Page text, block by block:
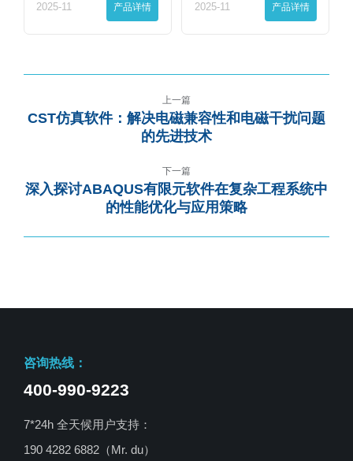
2025-11 产品详情 2025-11 产品详情
上一篇
CST仿真软件：解决电磁兼容性和电磁干扰问题
的先进技术
下一篇
深入探讨ABAQUS有限元软件在复杂工程系统中
的性能优化与应用策略
咨询热线：
400-990-9223
7*24h 全天候用户支持：
190 4282 6882（Mr. du）